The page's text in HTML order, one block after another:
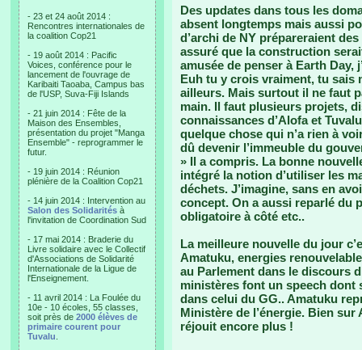
- 23 et 24 août 2014 :
Rencontres internationales de
la coalition Cop21
- 19 août 2014 : Pacific
Voices, conférence pour le
lancement de l'ouvrage de
Karibaiti Taoaba, Campus bas
de l'USP, Suva-Fiji Islands
- 21 juin 2014 : Fête de la
Maison des Ensembles,
présentation du projet "Manga
Ensemble" - reprogrammer le
futur.
- 19 juin 2014 : Réunion
plénière de la Coalition Cop21
- 14 juin 2014 : Intervention au
Salon des Solidarités à
l'invitation de Coordination Sud
- 17 mai 2014 : Braderie du
Livre solidaire avec le Collectif
d'Associations de Solidarité
Internationale de la Ligue de
l'Enseignement.
- 11 avril 2014 : La Foulée du
10e - 10 écoles, 55 classes,
soit près de 2000 élèves de
primaire courent pour
Tuvalu
Des updates dans tous les
absent longtemps mais aussi
d’archi de NY prépareraient
assuré que la construction
amusée de penser à Earth Day,
Euh tu y crois vraiment, tu sais
ailleurs. Mais surtout il ne faut
main. Il faut plusieurs projets,
connaissances d’Alofa et
quelque chose qui n’a rien à
dû devenir l’immeuble du
» Il a compris. La bonne
intégré la notion d’utiliser les
déchets. J’imagine, sans en
concept. On a aussi reparlé du
obligatoire à côté etc..
La meilleure nouvelle du jour
Amatuku, energies
au Parlement dans le discours
ministères font un speech
dans celui du GG.. Amatuku
Ministère de l’énergie. Bien sur
réjouit encore plus !